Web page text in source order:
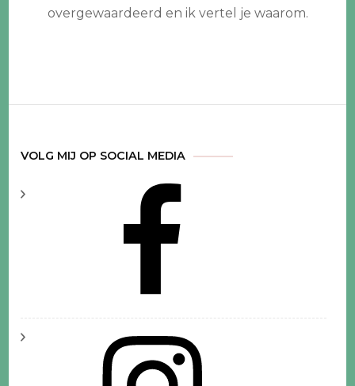
overgewaardeerd en ik vertel je waarom.
VOLG MIJ OP SOCIAL MEDIA